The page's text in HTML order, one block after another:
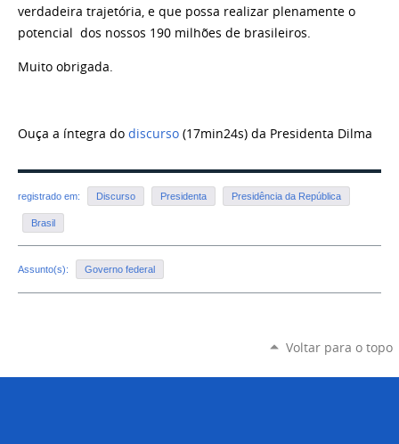
verdadeira trajetória, e que possa realizar plenamente o
potencial dos nossos 190 milhões de brasileiros.
Muito obrigada.
Ouça a íntegra do discurso (17min24s) da Presidenta Dilma
registrado em: Discurso Presidenta Presidência da República
Brasil
Assunto(s): Governo federal
Voltar para o topo